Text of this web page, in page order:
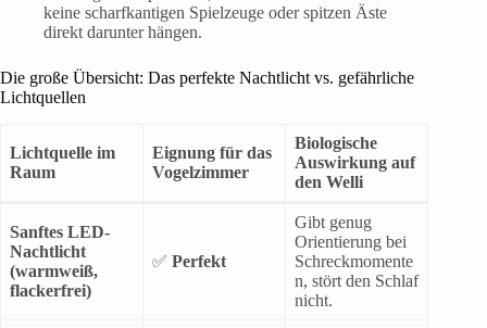
keine scharfkantigen Spielzeuge oder spitzen Äste
direkt darunter hängen.
Die große Übersicht: Das perfekte Nachtlicht vs. gefährliche
Lichtquellen
Lichtquelle im
Raum
Eignung für das
Vogelzimmer
Biologische
Auswirkung auf
den Welli
Sanftes LED-
Nachtlicht
(warmweiß,
flackerfrei)
✅ Perfekt
Gibt genug
Orientierung bei
Schreckmomente
n, stört den Schlaf
nicht.